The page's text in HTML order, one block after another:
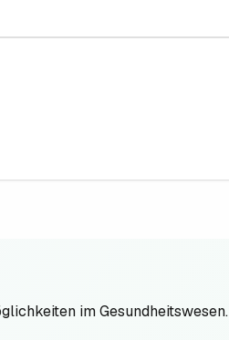
im Gesundheitswesen.